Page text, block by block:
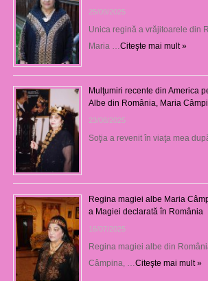
25/09/2025
Unica regină a vrăjitoarele din
Maria … Citeşte mai mult »
Mulţumiri recente din America
Albe din România, Maria
23/08/2025
Soţia a revenit în viaţa mea
Regina magiei albe Maria
a Magiei declarată în România
16/07/2025
Regina magiei albe din
Câmpina, … Citeşte mai mult »